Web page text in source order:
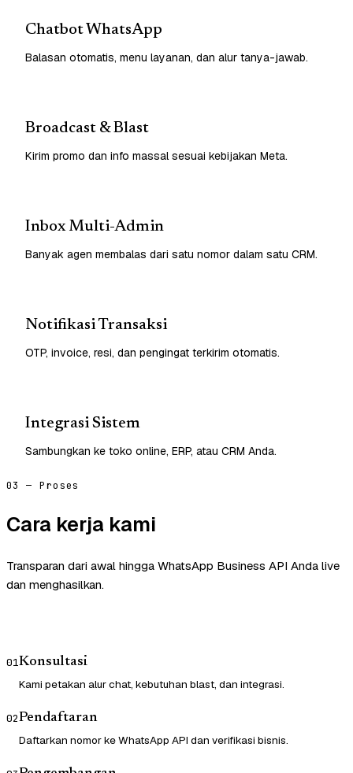
Chatbot WhatsApp
Balasan otomatis, menu layanan, dan alur tanya-jawab.
Broadcast & Blast
Kirim promo dan info massal sesuai kebijakan Meta.
Inbox Multi-Admin
Banyak agen membalas dari satu nomor dalam satu CRM.
Notifikasi Transaksi
OTP, invoice, resi, dan pengingat terkirim otomatis.
Integrasi Sistem
Sambungkan ke toko online, ERP, atau CRM Anda.
03 — Proses
Cara kerja kami
Transparan dari awal hingga WhatsApp Business API Anda live
dan menghasilkan.
01Konsultasi
Kami petakan alur chat, kebutuhan blast, dan integrasi.
02Pendaftaran
Daftarkan nomor ke WhatsApp API dan verifikasi bisnis.